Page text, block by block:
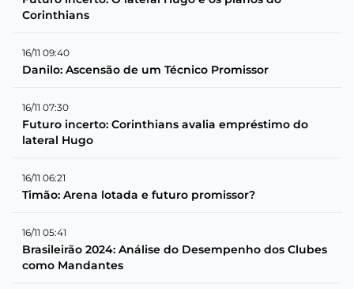
Corinthians
16/11 09:40
Danilo: Ascensão de um Técnico Promissor
16/11 07:30
Futuro incerto: Corinthians avalia empréstimo do
lateral Hugo
16/11 06:21
Timão: Arena lotada e futuro promissor?
16/11 05:41
Brasileirão 2024: Análise do Desempenho dos Clubes
como Mandantes